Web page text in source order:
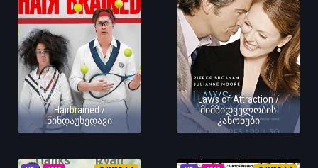
Hairbrained /
წინდაუხედავი
Laws of Attraction /
მიმზიდველობის
კანონები